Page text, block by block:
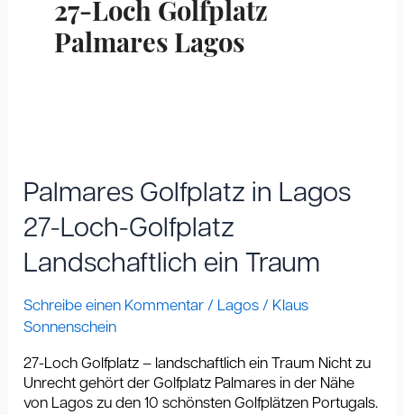
27-Loch Golfplatz
Palmares Lagos
Palmares Golfplatz in Lagos
27-Loch-Golfplatz
Landschaftlich ein Traum
Schreibe einen Kommentar / Lagos / Klaus
Sonnenschein
27-Loch Golfplatz – landschaftlich ein Traum Nicht zu
Unrecht gehört der Golfplatz Palmares in der Nähe
von Lagos zu den 10 schönsten Golfplätzen Portugals.
in
Lagos
27-
Golfplatz
ein
Traum